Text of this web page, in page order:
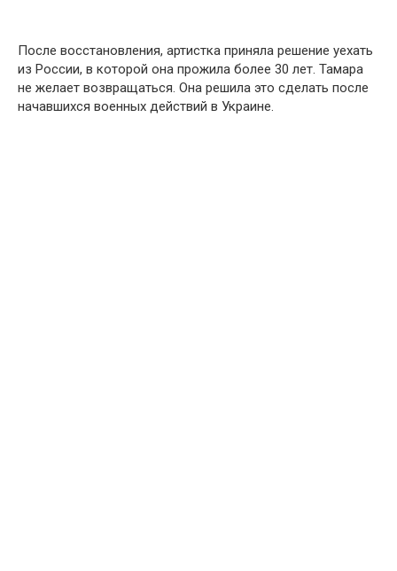
После восстановления, артистка приняла решение уехать
из России, в которой она прожила более 30 лет. Тамара
не желает возвращаться. Она решила это сделать после
начавшихся военных действий в Украине.